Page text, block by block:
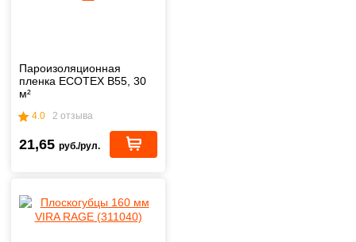
Пароизоляционная
пленка ECOTEX B55, 30
м²
4.0 2 отзыва
21,65 руб./рул.